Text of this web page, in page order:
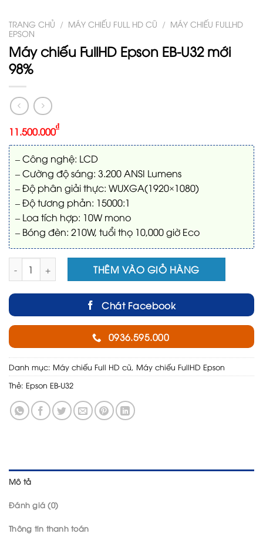
TRANG CHỦ / MÁY CHIẾU FULL HD CŨ / MÁY CHIẾU FULLHD
EPSON
Máy chiếu FullHD Epson EB-U32 mới
98%
11.500.000₫
– Công nghệ: LCD
– Cường độ sáng: 3.200 ANSI Lumens
– Độ phân giải thực: WUXGA(1920×1080)
– Độ tương phản: 15000:1
– Loa tích hợp: 10W mono
– Bóng đèn: 210W, tuổi thọ 10,000 giờ Eco
Máy chiếu FullHD Epson EB-U32 mới 98% số lượng
THÊM VÀO GIỎ HÀNG
Chát Facebook
0936.595.000
Danh mục: Máy chiếu Full HD cũ Máy chiếu FullHD Epson
Thẻ: Epson EB-U32
Mô tả
Đánh giá (0)
Thông tin thanh toán